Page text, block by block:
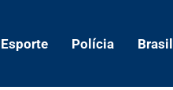
Esporte Polícia Brasil